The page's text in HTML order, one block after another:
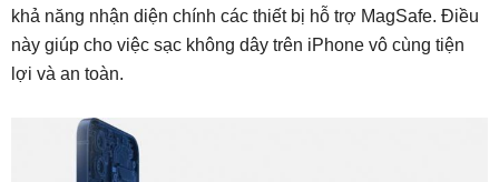
khả năng nhận diện chính các thiết bị hỗ trợ MagSafe. Điều
này giúp cho việc sạc không dây trên iPhone vô cùng tiện
lợi và an toàn.